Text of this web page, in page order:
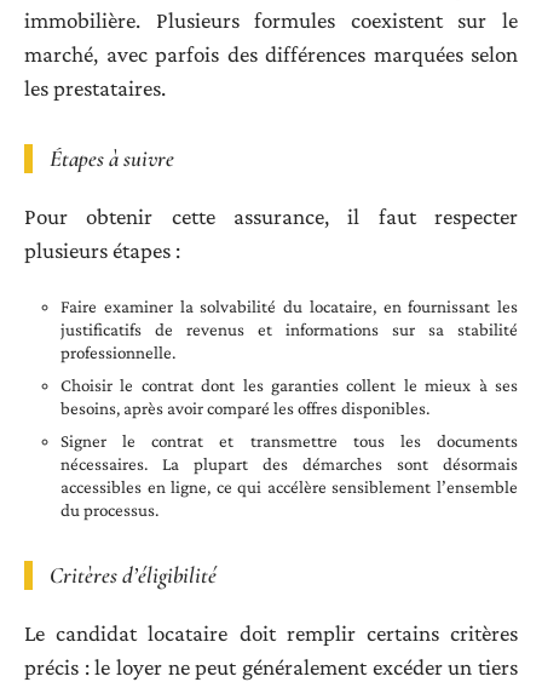
immobilière. Plusieurs formules coexistent sur le
marché, avec parfois des différences marquées selon
les prestataires.
Étapes à suivre
Pour obtenir cette assurance, il faut respecter
plusieurs étapes :
Faire examiner la solvabilité du locataire, en fournissant les
justificatifs de revenus et informations sur sa stabilité
professionnelle.
Choisir le contrat dont les garanties collent le mieux à ses
besoins, après avoir comparé les offres disponibles.
Signer le contrat et transmettre tous les documents
nécessaires. La plupart des démarches sont désormais
accessibles en ligne, ce qui accélère sensiblement l’ensemble
du processus.
Critères d’éligibilité
Le candidat locataire doit remplir certains critères
précis : le loyer ne peut généralement excéder un tiers